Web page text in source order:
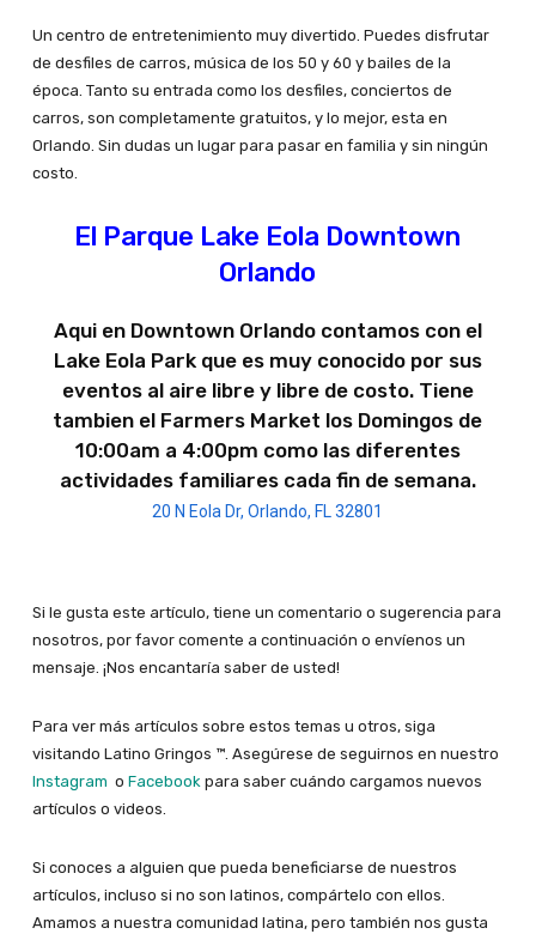
Un centro de entretenimiento muy divertido. Puedes disfrutar
de desfiles de carros, música de los 50 y 60 y bailes de la
época. Tanto su entrada como los desfiles, conciertos de
carros, son completamente gratuitos, y lo mejor, esta en
Orlando. Sin dudas un lugar para pasar en familia y sin ningún
costo.
El Parque Lake Eola Downtown
Orlando
Aqui en Downtown Orlando contamos con el
Lake Eola Park que es muy conocido por sus
eventos al aire libre y libre de costo. Tiene
tambien el Farmers Market los Domingos de
10:00am a 4:00pm como las diferentes
actividades familiares cada fin de semana.
20 N Eola Dr, Orlando, FL 32801
Si le gusta este artículo, tiene un comentario o sugerencia para
nosotros, por favor comente a continuación o envíenos un
mensaje. ¡Nos encantaría saber de usted!
Para ver más artículos sobre estos temas u otros, siga
visitando Latino Gringos ™. Asegúrese de seguirnos en nuestro
Instagram o Facebookpara saber cuándo cargamos nuevos
artículos o videos.
Si conoces a alguien que pueda beneficiarse de nuestros
artículos, incluso si no son latinos, compártelo con ellos.
Amamos a nuestra comunidad latina, pero también nos gusta